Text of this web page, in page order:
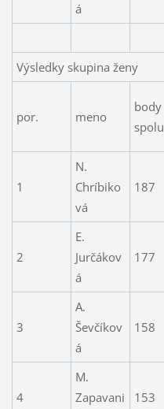
á
Výsledky skupina ženy
por. meno
body
spolu
1
N.
Chríbiko
vá
187
2
E.
Jurčákov
á
177
3
A.
Ševčíkov
á
158
4
M.
Zapavani
153